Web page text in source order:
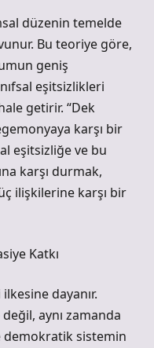
düzenin temelde
Bu teoriye göre,
geniş
eşitsizlikleri
getirir. “Dek
karşı bir
eşitsizliğe ve bu
karşı durmak,
ilişkilerine karşı bir
Katkı
dayanır.
aynı zamanda
demokratik sistemin